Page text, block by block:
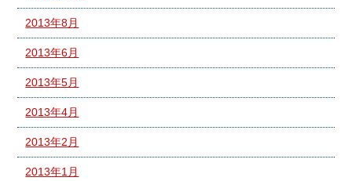
2013年8月
2013年6月
2013年5月
2013年4月
2013年2月
2013年1月